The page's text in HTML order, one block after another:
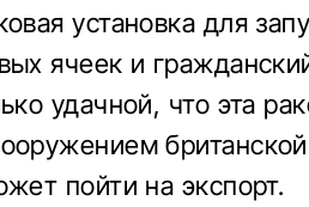
установка для
ячеек и
удачной, что эта
пойти на экспорт.